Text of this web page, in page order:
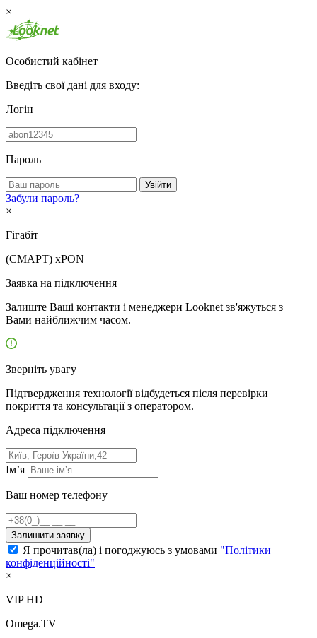
×
Особистий кабінет
Введіть свої дані для входу:
Логін
Пароль
Увійти
Забули пароль?
×
Гігабіт
(СМАРТ) xPON
Заявка на підключення
Залиште Ваші контакти і менеджери Looknet зв'яжуться з
Вами найближчим часом.
Зверніть увагу
Підтвердження технології відбудеться після перевірки
покриття та консультації з оператором.
Адресa підключення
Ім’я
Ваш номер телефону
Залишити заявку
Я прочитав(ла) і погоджуюсь з умовами "Політики
конфіденційності"
×
VIP HD
Omega.TV